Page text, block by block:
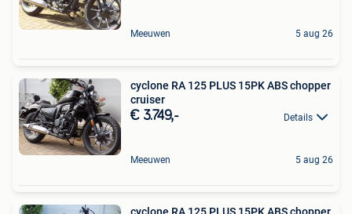
Meeuwen 5 aug 26
cyclone RA 125 PLUS 15PK ABS chopper
cruiser
€ 3.749,- Details
Meeuwen 5 aug 26
cyclone RA 125 PLUS 15PK ABS chopper